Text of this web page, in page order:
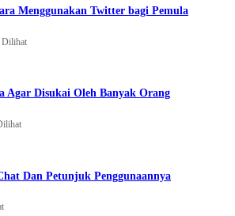
Menggunakan Twitter bagi Pemula
Dilihat
Agar Disukai Oleh Banyak Orang
Dan Petunjuk Penggunaannya